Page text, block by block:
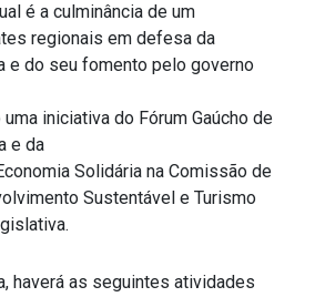
é a culminância de um
regionais em defesa da
e do seu fomento pelo governo
iniciativa do Fórum Gaúcho de
e da
Solidária na Comissão de
Sustentável e Turismo
haverá as seguintes atividades